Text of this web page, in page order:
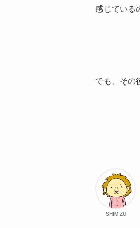
感じている
でも、そ
SHIMIZU